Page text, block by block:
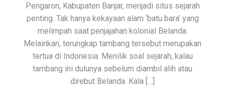
Pengaron, Kabupaten Banjar, menjadi situs sejarah
penting. Tak hanya kekayaan alam ‘batu bara’ yang
melimpah saat penjajahan kolonial Belanda.
Melainkan, terungkap tambang tersebut merupakan
tertua di Indonesia. Menilik soal sejarah, kalau
tambang ini dulunya sebelum diambil alih atau
direbut Belanda. Kala […]